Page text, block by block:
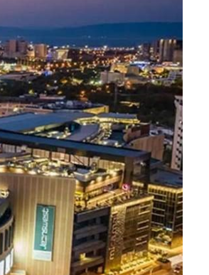
هتل ترنج کیش